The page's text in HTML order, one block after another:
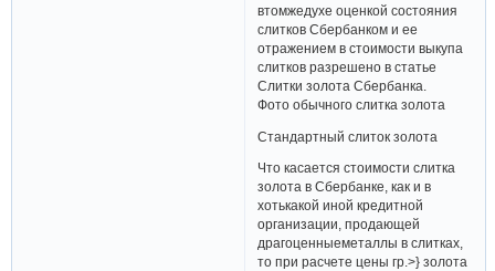
втомжедухе оценкой состояния
слитков Сбербанком и ее
отражением в стоимости выкупа
слитков разрешено в статье
Слитки золота Сбербанка.
Фото обычного слитка золота
Стандартный слиток золота
Что касается стоимости слитка
золота в Сбербанке, как и в
хотькакой иной кредитной
организации, продающей
драгоценныеметаллы в слитках,
то при расчете цены гр.>} золота